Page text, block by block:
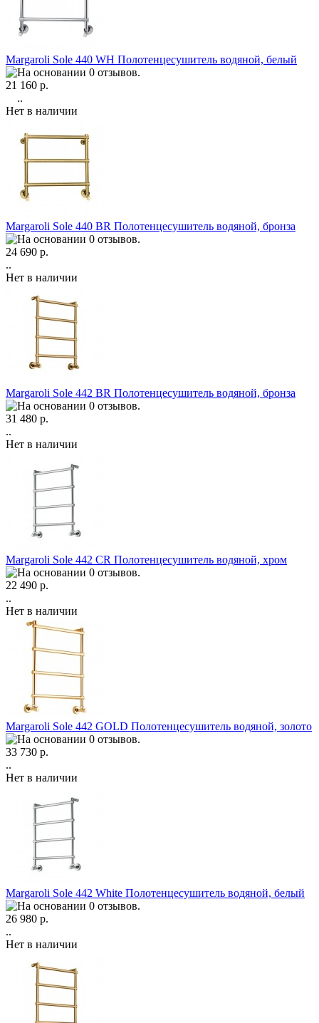
Margaroli Sole 440 WH Полотенцесушитель водяной, белый
21 160 р.
..
Нет в наличии
Margaroli Sole 440 ВR Полотенцесушитель водяной, бронза
24 690 р.
..
Нет в наличии
Margaroli Sole 442 BR Полотенцесушитель водяной, бронза
31 480 р.
..
Нет в наличии
Margaroli Sole 442 CR Полотенцесушитель водяной, хром
22 490 р.
..
Нет в наличии
Margaroli Sole 442 GOLD Полотенцесушитель водяной, золото
33 730 р.
..
Нет в наличии
Margaroli Sole 442 White Полотенцесушитель водяной, белый
26 980 р.
..
Нет в наличии